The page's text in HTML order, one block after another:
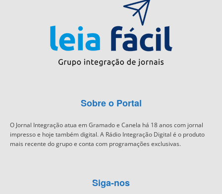
Sobre o Portal
O Jornal Integração atua em Gramado e Canela há 18 anos com jornal
impresso e hoje também digital. A Rádio Integração Digital é o produto
mais recente do grupo e conta com programações exclusivas.
Siga-nos